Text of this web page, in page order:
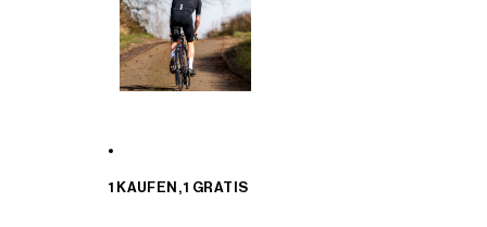
1 KAUFEN, 1 GRATIS